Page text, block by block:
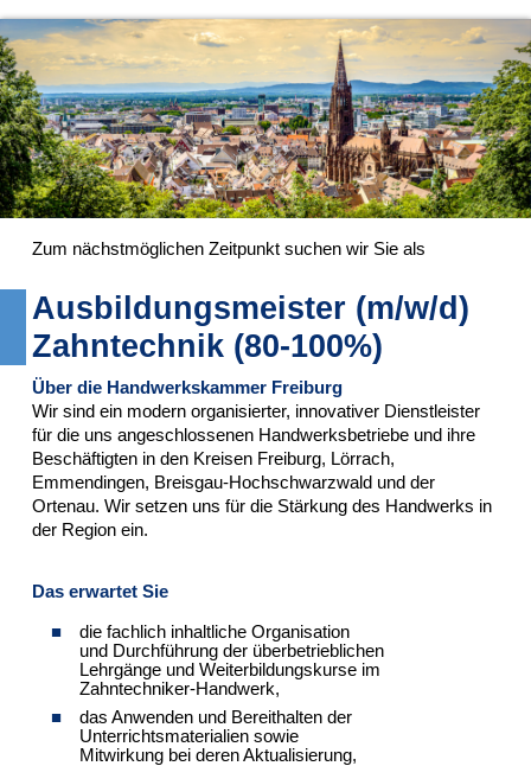
Zum nächstmöglichen Zeitpunkt suchen wir Sie als
Ausbildungsmeister (m/w/d)
Zahntechnik (80-100%)
Über die Handwerkskammer Freiburg
Wir sind ein modern organisierter, innovativer Dienstleister
für die uns angeschlossenen Handwerksbetriebe und ihre
Beschäftigten in den Kreisen Freiburg, Lörrach,
Emmendingen, Breisgau-Hochschwarzwald und der
Ortenau. Wir setzen uns für die Stärkung des Handwerks in
der Region ein.
Das erwartet Sie
die fachlich inhaltliche Organisation
und Durchführung der überbetrieblichen
Lehrgänge und Weiterbildungskurse im
Zahntechniker-Handwerk,
das Anwenden und Bereithalten der
Unterrichtsmaterialien sowie
Mitwirkung bei deren Aktualisierung,